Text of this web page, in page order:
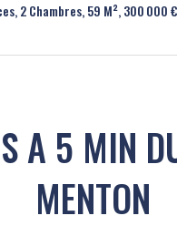
2 Chambres, 59 M², 300 000 €
A 5 MIN
MENTON